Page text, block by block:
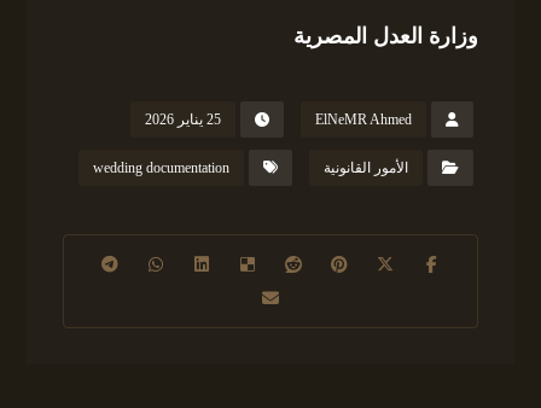
وزارة العدل المصرية
ElNeMR Ahmed 25 يناير 2026
الأمور القانونية wedding documentation